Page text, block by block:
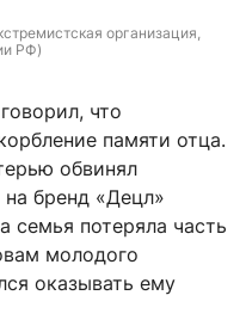
организация,
РФ)
что
памяти отца.
обвинял
бренд «Децл»
семья потеряла часть
молодого
оказывать ему